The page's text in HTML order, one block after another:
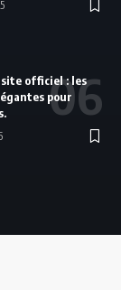
officiel : les
pour